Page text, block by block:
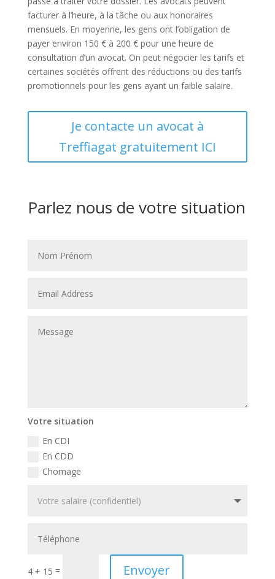
facturer à l’heure, à la tâche ou aux honoraires
mensuels. En moyenne, les gens ont l’obligation de
payer environ 150 € à 200 € pour une heure de
consultation d’un avocat. On peut négocier les tarifs et
certaines sociétés offrent des réductions ou des tarifs
promotionnels pour les gens ayant un faible salaire.
Je contacte un avocat à
Treffiagat gratuitement ICI
Parlez nous de votre situation
Votre situation
En CDI
En CDD
Chomage
4 + 15 = Envoyer